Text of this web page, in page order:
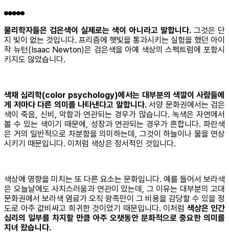
물리학자들은 검은색이 실제로는 색이 아니라고 말합니다.그것은 단
지 빛이 없는 것입니다. 프리즘에 햇빛을 통과시키는 실험을 했던 아이
작 뉴턴(Isaac Newton)은 검은색을 아예 색상의 스펙트럼에 포함시
키지도 않았습니다.
색채 심리학(color psychology)에서는 대부분의 색깔이 사람들에
게 저마다 다른 의미를 나타낸다고 말합니다.서양 문화권에서는 검은
색이 죽음, 신비, 악함과 연관되는 경우가 많습니다. 녹색은 자연에서
볼 수 있는 색이기 때문에, 성장과 연관되는 경우가 흔합니다. 파란색
은 거의 일반적으로 차분함을 의미하는데, 그것이 하늘이나 물을 연상
시키기 때문입니다. 이처럼 색상은 정서적인 것입니다.
색상에 영향을 미치는 또 다른 요소는 문화입니다. 예를 들어서 보라색
은 오늘날에도 사치스러움과 연관이 있는데, 그 이유는 대부분의 고대
문화권에서 보라색 염료가 오직 왕족만이 그 비용을 감당할 수 있을 정
도로 아주 값비싸고 희귀한 것이었기 때문입니다. 이처럼 색상은 인간
심리의 일부를 차지할 만큼 아주 오랫동안 문화적으로 중요한 의미를
지녀 왔습니다.